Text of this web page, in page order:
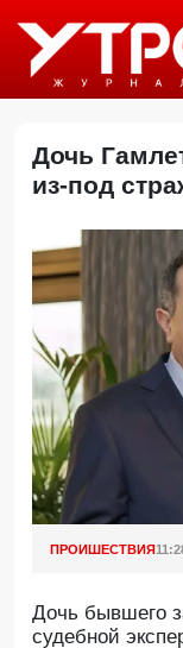
Дочь
из-под
ПРОИШЕСТВИЯ
Дочь бывшего
судебной